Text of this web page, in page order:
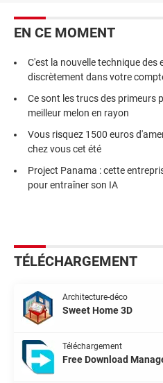
EN CE MOMENT
C'est la nouvelle technique des
discrètement dans votre
Ce sont les trucs des primeurs
meilleur melon en rayon
Vous risquez 1500 euros
chez vous cet été
Project Panama : cette
pour entraîner son IA
TÉLÉCHARGEMENT
Architecture-déco
Sweet Home 3D
Téléchargement
Free Download